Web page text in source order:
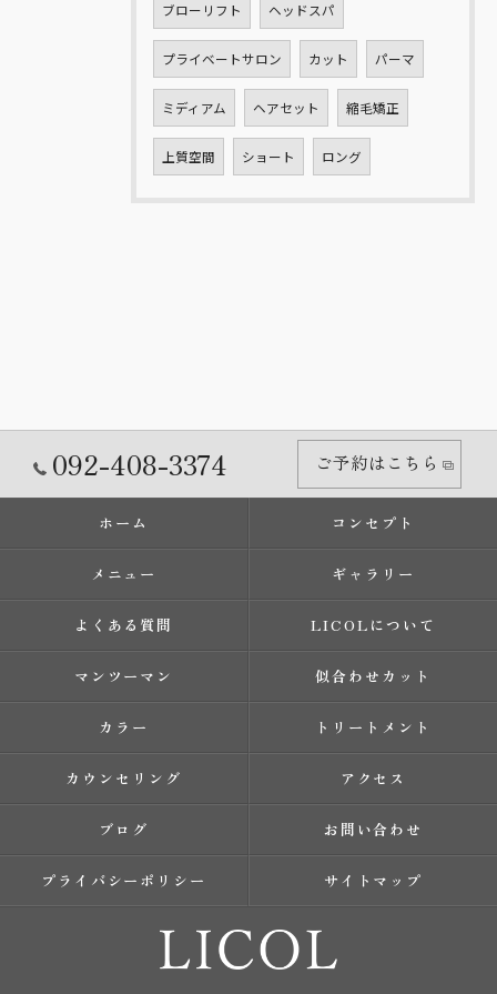
ブローリフト ヘッドスパ
プライベートサロン カット パーマ
ミディアム ヘアセット 縮毛矯正
上質空間 ショート ロング
092-408-3374 ご予約はこちら
ホーム コンセプト
メニュー ギャラリー
よくある質問 LICOLについて
マンツーマン 似合わせカット
カラー トリートメント
カウンセリング アクセス
ブログ お問い合わせ
プライバシーポリシー サイトマップ